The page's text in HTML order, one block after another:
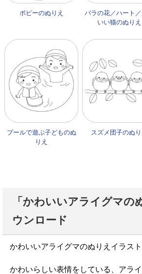
ポピーのぬりえ
バラの花／ハート
いい猫のぬりえ
プールで遊ぶ子どものぬ
りえ
スズメ団子のぬり
「かわいいアライグマの
ウンロード
かわいいアライグマのぬりえイラスト
かわいらしい表情をしている、アラ